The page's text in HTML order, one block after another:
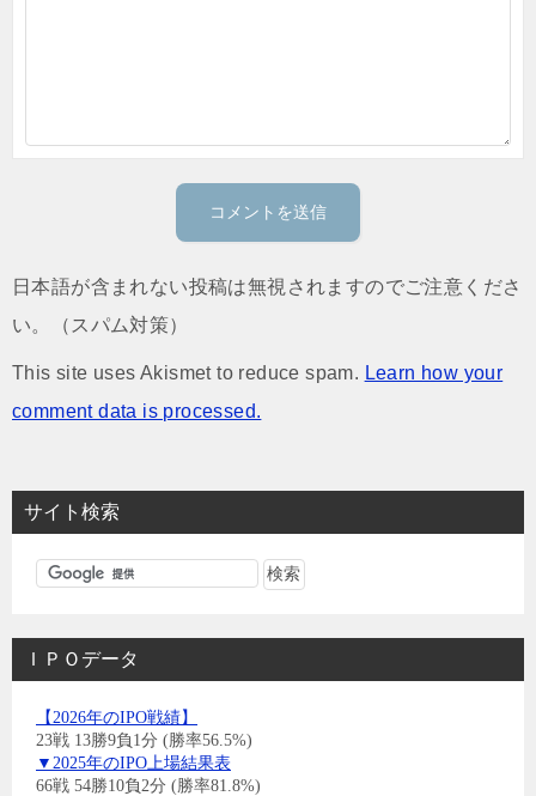
日本語が含まれない投稿は無視されますのでご注意くださ
い。（スパム対策）
This site uses Akismet to reduce spam. Learn how your
comment data is processed.
サイト検索
ＩＰＯデータ
【2026年のIPO戦績】
23戦 13勝9負1分 (勝率56.5%)
▼2025年のIPO上場結果表
66戦 54勝10負2分 (勝率81.8%)